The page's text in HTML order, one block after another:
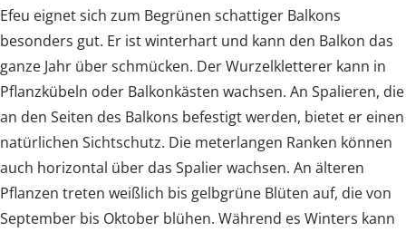
Efeu eignet sich zum Begrünen schattiger Balkons
besonders gut. Er ist winterhart und kann den Balkon das
ganze Jahr über schmücken. Der Wurzelkletterer kann in
Pflanzkübeln oder Balkonkästen wachsen. An Spalieren, die
an den Seiten des Balkons befestigt werden, bietet er einen
natürlichen Sichtschutz. Die meterlangen Ranken können
auch horizontal über das Spalier wachsen. An älteren
Pflanzen treten weißlich bis gelbgrüne Blüten auf, die von
September bis Oktober blühen. Während es Winters kann